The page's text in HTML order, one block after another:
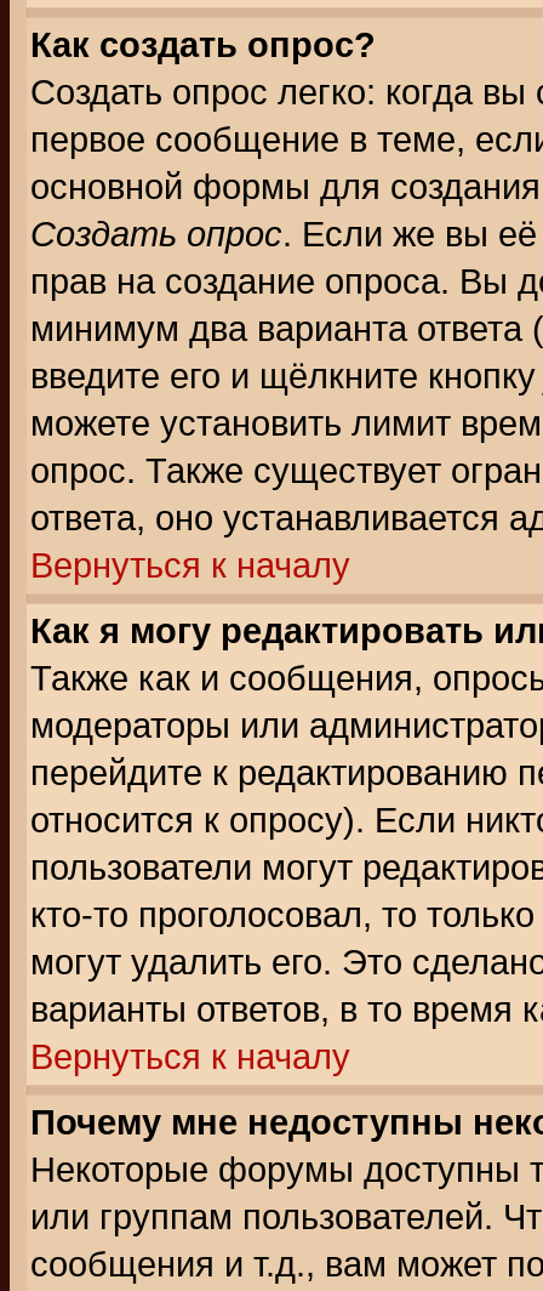
Как создать опрос?
Создать опрос легко: когда
первое сообщение в теме,
основной формы для
Создать опрос. Если же вы её
прав на создание опроса. Вы
минимум два варианта ответа
введите его и щёлкните
можете установить лимит
опрос. Также существует
ответа, оно устанавливается
Вернуться к началу
Как я могу редактировать
Также как и сообщения,
модераторы или
перейдите к редактированию
относится к опросу). Если
пользователи могут
кто-то проголосовал, то
могут удалить его. Это
варианты ответов, в то время
Вернуться к началу
Почему мне недоступны
Некоторые форумы доступны
или группам пользователей.
сообщения и т.д., вам может